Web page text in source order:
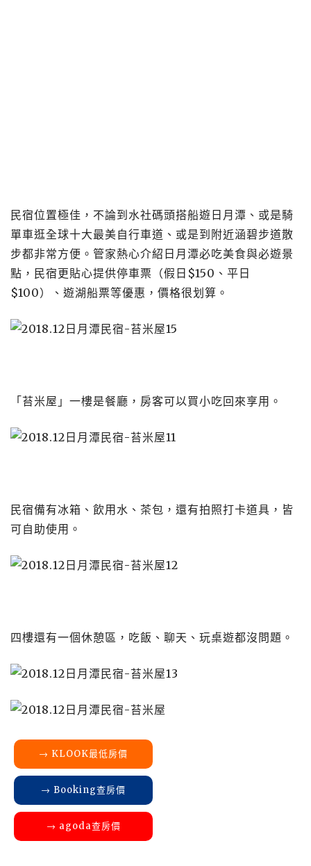
民宿位置極佳，不論到水社碼頭搭船遊日月潭、或是騎
單車逛全球十大最美自行車道、或是到附近涵碧步道散
步都非常方便。管家熱心介紹日月潭必吃美食與必遊景
點，民宿更貼心提供停車票（假日$150、平日
$100）、遊湖船票等優惠，價格很划算。
「苔米屋」一樓是餐廳，房客可以買小吃回來享用。
民宿備有冰箱、飲用水、茶包，還有拍照打卡道具，皆
可自助使用。
四樓還有一個休憩區，吃飯、聊天、玩桌遊都沒問題。
→ KLOOK最低房價
→ Booking查房價
→ agoda查房價